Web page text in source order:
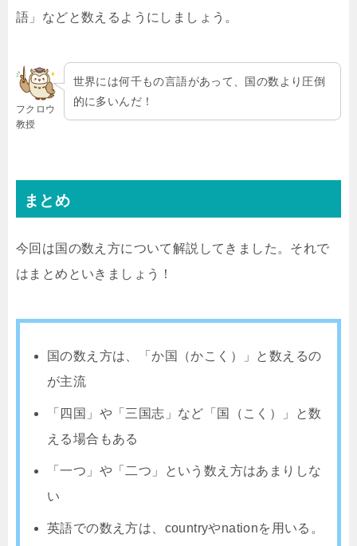
語」などと数えるようにしましょう。
フクロウ
教授
世界には何千もの言語があって、国の数より圧倒
的に多いんだ！
まとめ
今回は国の数え方について解説してきました。それで
はまとめといきましょう！
国の数え方は、「か国（かこく）」と数えるの
が主流
「四国」や「三国志」など「国（こく）」と数
える場合もある
「一つ」や「二つ」という数え方はあまりしな
い
英語での数え方は、countryやnationを用いる。